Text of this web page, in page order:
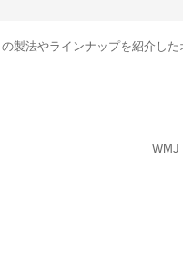
製法やラインナップを紹介し
WMJ